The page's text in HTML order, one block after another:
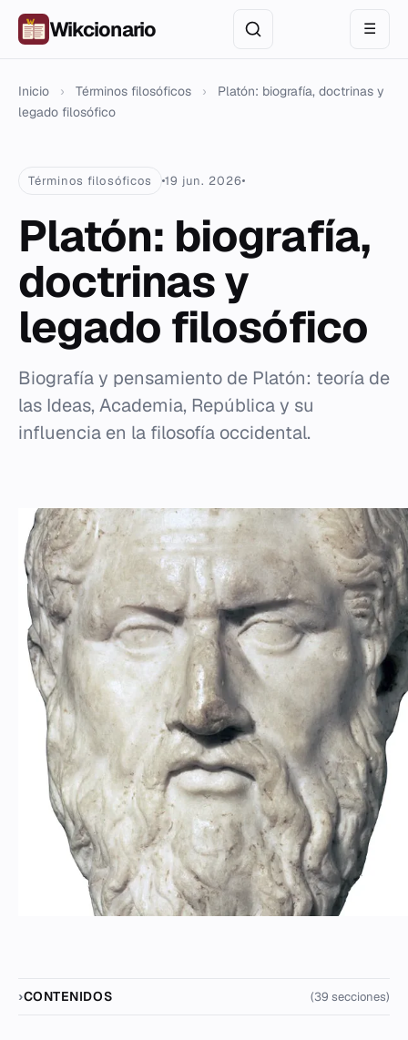
Wikcionario ☰
Inicio › Términos filosóficos ›
Platón: biografía, doctrinas y
legado filosófico
Términos filosóficos 19 jun. 2026
Platón: biografía,
doctrinas y
legado filosófico
Biografía y pensamiento de Platón: teoría de
las Ideas, Academia, República y su
influencia en la filosofía occidental.
CONTENIDOS (39 secciones)